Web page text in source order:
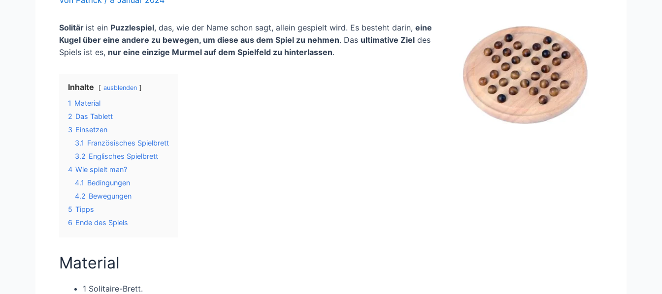
Solitär ist ein Puzzlespiel, das, wie der Name schon sagt, allein gespielt wird. Es besteht darin, eine
Kugel über eine andere zu bewegen, um diese aus dem Spiel zu nehmen. Das ultimative Ziel des
Spiels ist es, nur eine einzige Murmel auf dem Spielfeld zu hinterlassen.
Inhalte ausblenden
1 Material
2 Das Tablett
3 Einsetzen
3.1 Französisches Spielbrett
3.2 Englisches Spielbrett
4 Wie spielt man?
4.1 Bedingungen
4.2 Bewegungen
5 Tipps
6 Ende des Spiels
Material
1 Solitaire-Brett.